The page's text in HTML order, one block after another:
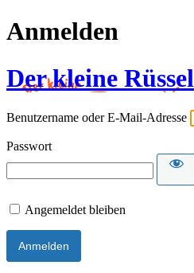
Anmelden
Der kleine Rüssel
Benutzername oder E-Mail-Adresse
Passwort
Angemeldet bleiben